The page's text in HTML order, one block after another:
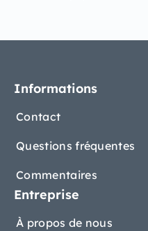
Informations
Contact
Questions fréquentes
Commentaires
Entreprise
À propos de nous